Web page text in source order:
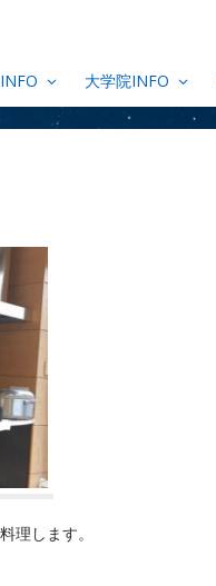
大学院INFO
理します。